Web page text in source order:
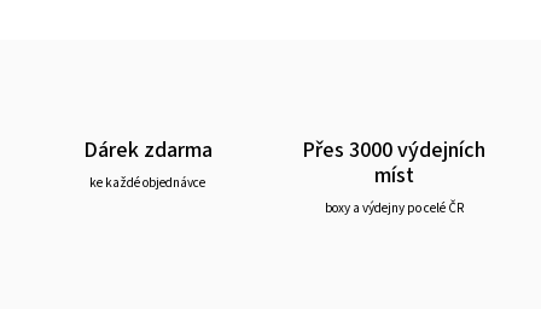
Dárek zdarma
ke každé objednávce
Přes 3000 výdejních
míst
boxy a výdejny po celé ČR